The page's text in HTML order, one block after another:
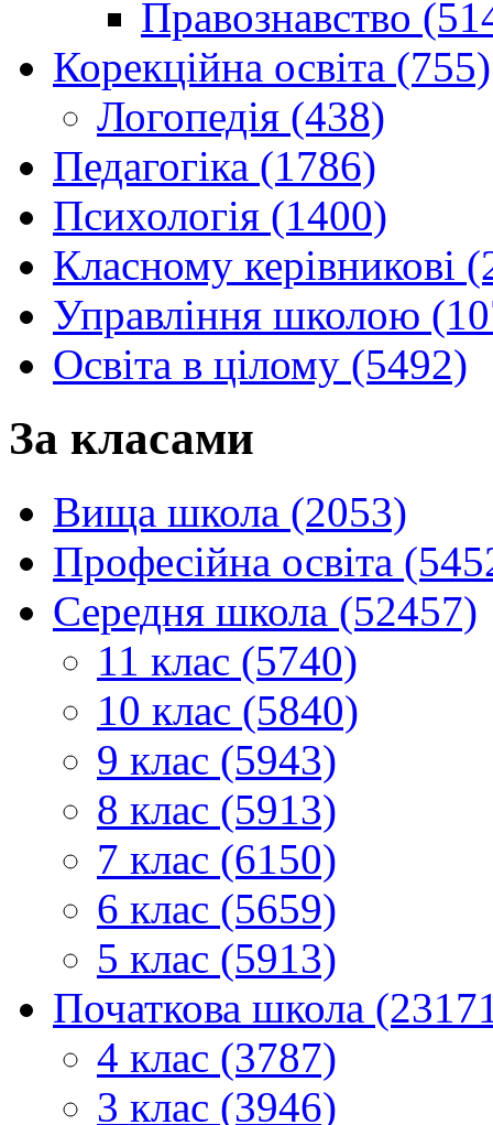
Правознавство
Корекційна освіта (755)
Логопедія (438)
Педагогіка (1786)
Психологія (1400)
Класному керівникові
Управління школою
Освіта в цілому (5492)
За класами
Вища школа (2053)
Професійна освіта
Середня школа (52457)
11 клас (5740)
10 клас (5840)
9 клас (5943)
8 клас (5913)
7 клас (6150)
6 клас (5659)
5 клас (5913)
Початкова школа
4 клас (3787)
3 клас (3946)